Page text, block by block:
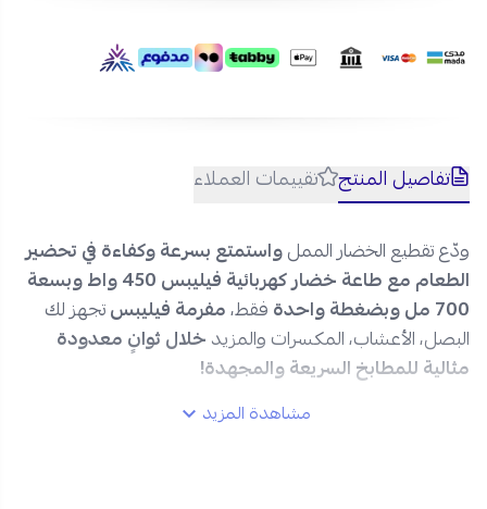
تفاصيل المنتج تقييمات العملاء
ودّع تقطيع الخضار المملواستمتع بسرعة وكفاءة في تحضير
الطعام مع طاعة خضار كهربائية فيليبس 450 واط وبسعة
700 مل وبضغطة واحدة
فقط،مفرمة فيليبستجهز لك
البصل، الأعشاب، المكسرات والمزيدخلال ثوانٍ معدودة
مثالية للمطابخ السريعة والمجهدة!
مشاهدة المزيد